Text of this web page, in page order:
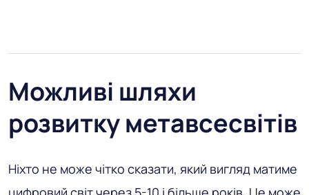
Можливі шляхи
розвитку метавсесвітів
Ніхто не може чітко сказати, який вигляд матиме